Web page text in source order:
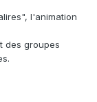
l'animation
des groupes